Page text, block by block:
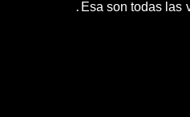
. Esa son todas las